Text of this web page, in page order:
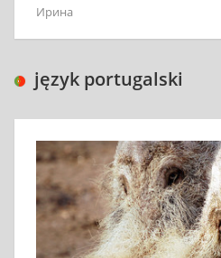
Ирина
język portugalski